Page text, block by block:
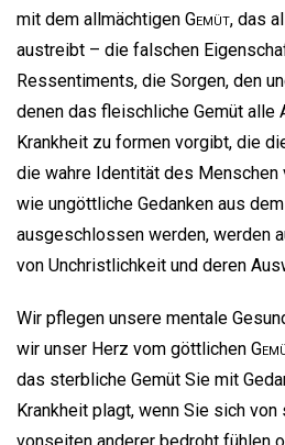
mit dem allmächtigen Gemüt, das
austreibt – die falschen
Ressentiments, die Sorgen, den
denen das fleischliche Gemüt alle
Krankheit zu formen vorgibt, die
die wahre Identität des Menschen
wie ungöttliche Gedanken aus
ausgeschlossen werden, werden
von Unchristlichkeit und deren
Wir pflegen unsere mentale
wir unser Herz vom göttlichen
das sterbliche Gemüt Sie mit
Krankheit plagt, wenn Sie sich von